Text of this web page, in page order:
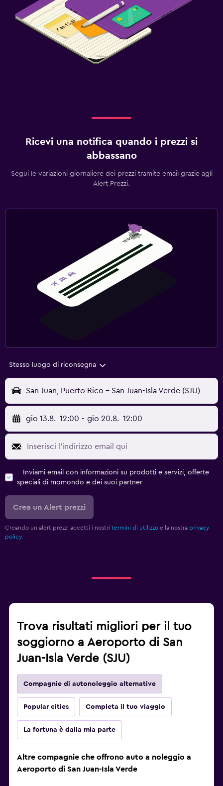
Ricevi una notifica quando i prezzi si
abbassano
Segui le variazioni giornaliere dei prezzi tramite email grazie agli
Alert Prezzi.
Stesso luogo di riconsegna
San Juan, Puerto Rico - San Juan-Isla Verde (SJU)
gio 13.8. 12:00 - gio 20.8. 12:00
Inviami email con informazioni su prodotti e servizi, offerte
speciali di momondo e dei suoi partner
Crea un Alert prezzi
Creando un alert prezzi accetti i nostri termini di utilizzo e la nostra privacy
policy.
Trova risultati migliori per il tuo
soggiorno a Aeroporto di San
Juan-Isla Verde (SJU)
Compagnie di autonoleggio alternative
Popular cities Completa il tuo viaggio
La fortuna è dalla mia parte
Altre compagnie che offrono auto a noleggio a
Aeroporto di San Juan-Isla Verde